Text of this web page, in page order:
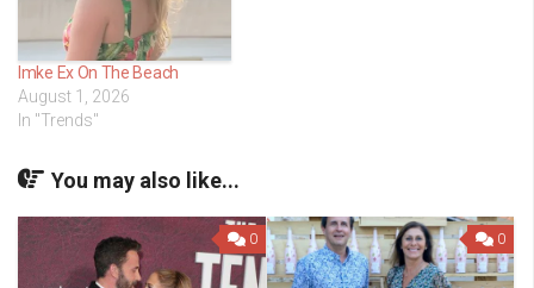
Imke Ex On The Beach
August 1, 2026
In "Trends"
You may also like...
0 0